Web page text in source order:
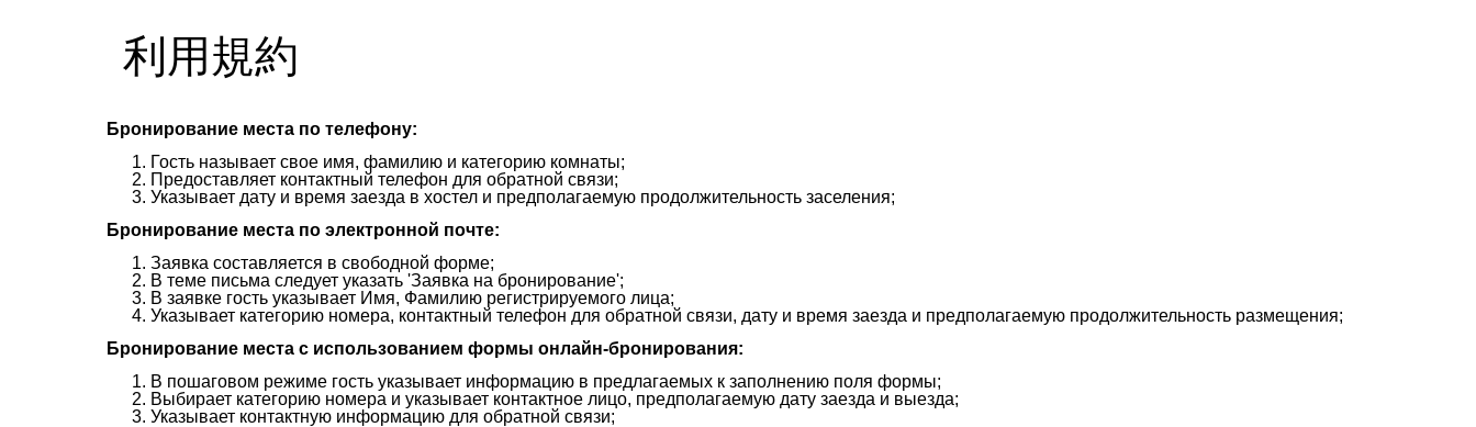
利用規約
Бронирование места по телефону:
Гость называет свое имя, фамилию и категорию комнаты;
Предоставляет контактный телефон для обратной связи;
Указывает дату и время заезда в хостел и предполагаемую продолжительность заселения;
Бронирование места по электронной почте:
Заявка составляется в свободной форме;
В теме письма следует указать 'Заявка на бронирование';
В заявке гость указывает Имя, Фамилию регистрируемого лица;
Указывает категорию номера, контактный телефон для обратной связи, дату и время заезда и предполагаемую продолжительность размещения;
Бронирование места с использованием формы онлайн-бронирования:
В пошаговом режиме гость указывает информацию в предлагаемых к заполнению поля формы;
Выбирает категорию номера и указывает контактное лицо, предполагаемую дату заезда и выезда;
Указывает контактную информацию для обратной связи;